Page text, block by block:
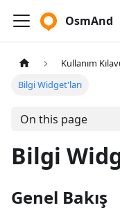
OsmAnd
Kullanım
Bilgi Widget'ları
On this page
Bilgi
Genel Bakış